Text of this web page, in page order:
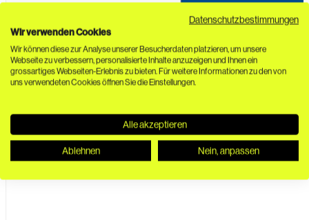
Datenschutzbestimmungen
Wir verwenden Cookies
Wir können diese zur Analyse unserer Besucherdaten platzieren, um unsere
Webseite zu verbessern, personalisierte Inhalte anzuzeigen und Ihnen ein
grossartiges Webseiten-Erlebnis zu bieten. Für weitere Informationen zu den von
uns verwendeten Cookies öffnen Sie die Einstellungen.
Alle akzeptieren
Ablehnen Nein, anpassen